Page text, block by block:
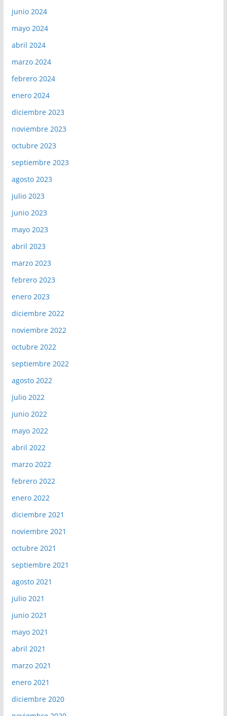
junio 2024
mayo 2024
abril 2024
marzo 2024
febrero 2024
enero 2024
diciembre 2023
noviembre 2023
octubre 2023
septiembre 2023
agosto 2023
julio 2023
junio 2023
mayo 2023
abril 2023
marzo 2023
febrero 2023
enero 2023
diciembre 2022
noviembre 2022
octubre 2022
septiembre 2022
agosto 2022
julio 2022
junio 2022
mayo 2022
abril 2022
marzo 2022
febrero 2022
enero 2022
diciembre 2021
noviembre 2021
octubre 2021
septiembre 2021
agosto 2021
julio 2021
junio 2021
mayo 2021
abril 2021
marzo 2021
enero 2021
diciembre 2020